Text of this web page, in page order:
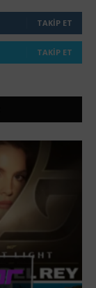
TAKIP ET
TAKIP ET